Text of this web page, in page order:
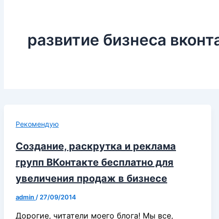
развитие бизнеса
Рекомендую
Создание, раскрутка и реклама
групп ВКонтакте бесплатно для
увеличения продаж в бизнесе
admin / 27/09/2014
Дорогие, читатели моего блога! Мы все,